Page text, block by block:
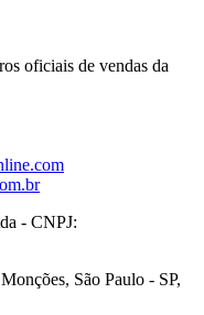
oficiais de vendas da
- CNPJ:
São Paulo - SP,